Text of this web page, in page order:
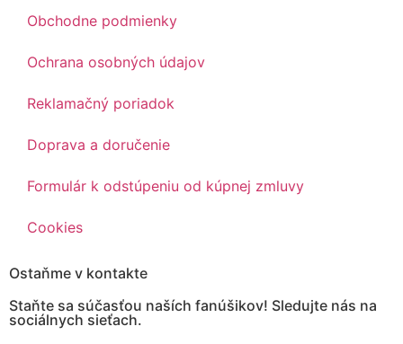
Obchodne podmienky
Ochrana osobných údajov
Reklamačný poriadok
Doprava a doručenie
Formulár k odstúpeniu od kúpnej zmluvy
Cookies
Ostaňme v kontakte
Staňte sa súčasťou naších fanúšikov! Sledujte nás na
sociálnych sieťach.